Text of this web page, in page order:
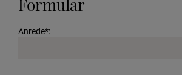
Formular
Anrede*: